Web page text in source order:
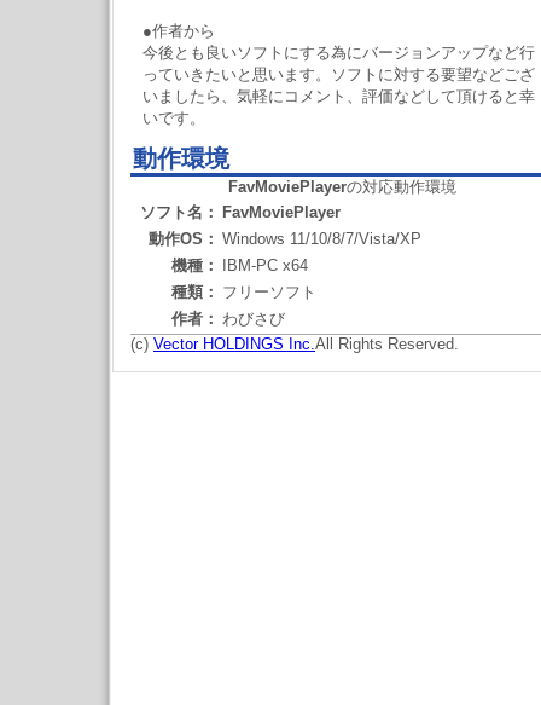
●作者から
今後とも良いソフトにする為にバージョンアップなど行
っていきたいと思います。ソフトに対する要望などござ
いましたら、気軽にコメント、評価などして頂けると幸
いです。
動作環境
FavMoviePlayerの対応動作環境
ソフト名：
FavMoviePlayer
動作OS： Windows 11/10/8/7/Vista/XP
機種：
IBM-PC x64
種類： フリーソフト
作者： わびさび
(c) Vector HOLDINGS Inc.All Rights Reserved.